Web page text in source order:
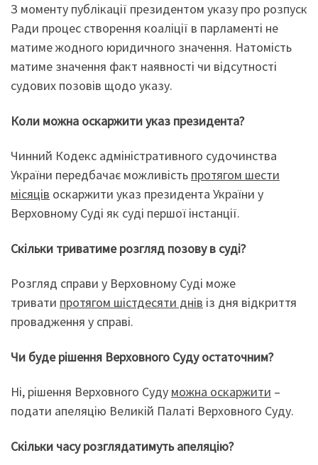
З моменту публікації президентом указу про розпуск
Ради процес створення коаліції в парламенті не
матиме жодного юридичного значення. Натомість
матиме значення факт наявності чи відсутності
судових позовів щодо указу.
Коли можна оскаржити указ президента?
Чинний Кодекс адміністративного судочинства
України передбачає можливість протягом шести
місяців оскаржити указ президента України у
Верховному Суді як суді першої інстанції.
Скільки триватиме розгляд позову в суді?
Розгляд справи у Верховному Суді може
тривати протягом шістдесяти днів із дня відкриття
провадження у справі.
Чи буде рішення Верховного Суду остаточним?
Ні, рішення Верховного Суду можна оскаржити –
подати апеляцію Великій Палаті Верховного Суду.
Скільки часу розглядатимуть апеляцію?